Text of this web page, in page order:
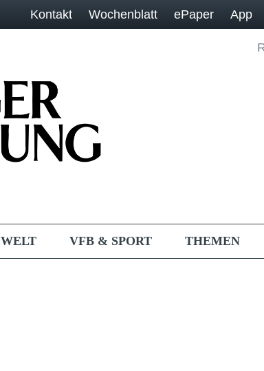
Kontakt Wochenblatt ePaper App
VFB & SPORT THEMEN